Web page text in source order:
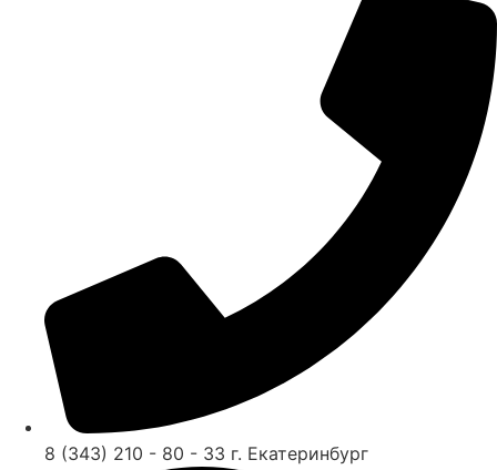
8 (343) 210 - 80 - 33 г. Екатеринбург